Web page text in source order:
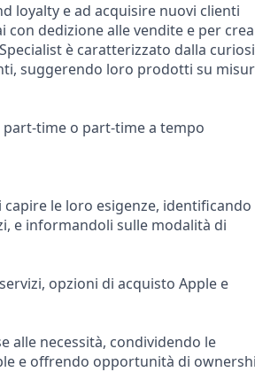
loyalty e ad acquisire nuovi clienti
dedizione alle vendite e per
è caratterizzato dalla
suggerendo loro prodotti su
time o part-time a tempo
le loro esigenze, identificando
e informandoli sulle modalità di
opzioni di acquisto Apple e
alle necessità, condividendo le
e offrendo opportunità di